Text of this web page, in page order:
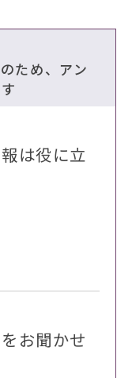
ため、アン
は役に立
お聞かせ